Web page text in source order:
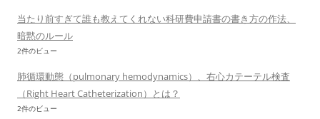
当たり前すぎて誰も教えてくれない科研費申請書の書き方の作法、
暗黙のルール
2件のビュー
肺循環動態（pulmonary hemodynamics）、右心カテーテル検査
（Right Heart Catheterization）とは？
2件のビュー